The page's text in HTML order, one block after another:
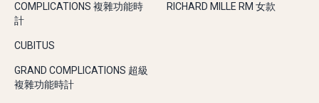
COMPLICATIONS 複雜功能時
計
CUBITUS
GRAND COMPLICATIONS 超級
複雜功能時計
RICHARD MILLE RM 女款